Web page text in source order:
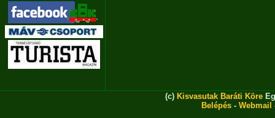
(c) Kisvasutak Baráti Köre
Belépés - Webmail